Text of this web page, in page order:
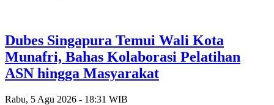
Dubes Singapura Temui Wali Kota
Munafri, Bahas Kolaborasi Pelatihan
ASN hingga Masyarakat
Rabu, 5 Agu 2026 - 18:31 WIB